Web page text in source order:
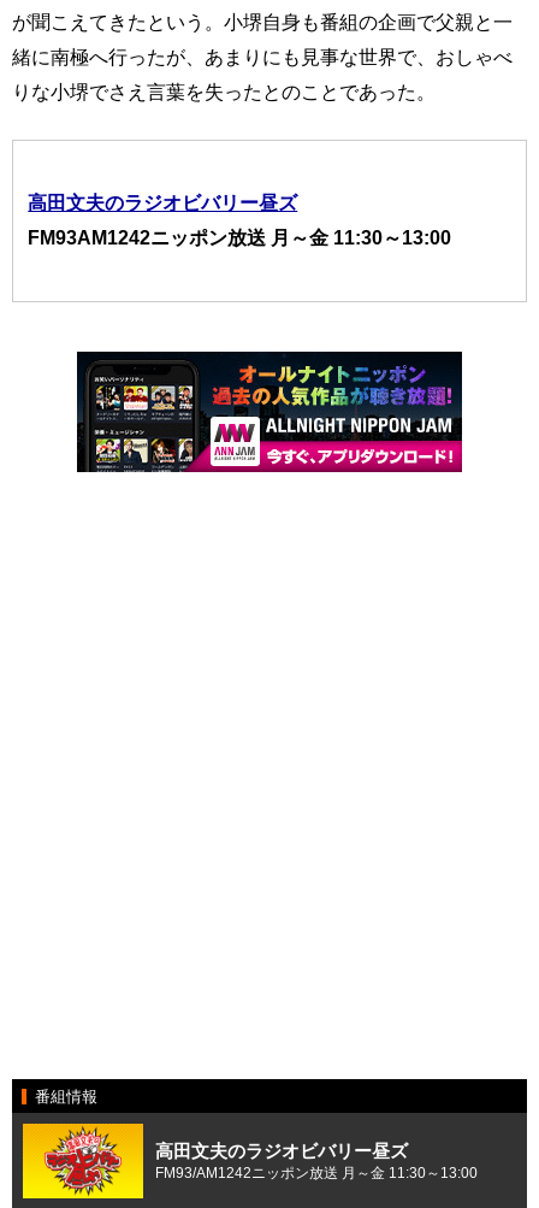
が聞こえてきたという。小堺自身も番組の企画で父親と一
緒に南極へ行ったが、あまりにも見事な世界で、おしゃべ
りな小堺でさえ言葉を失ったとのことであった。
高田文夫のラジオビバリー昼ズ
FM93AM1242ニッポン放送 月～金 11:30～13:00
番組情報
高田文夫のラジオビバリー昼ズ
FM93/AM1242ニッポン放送 月～金 11:30～13:00